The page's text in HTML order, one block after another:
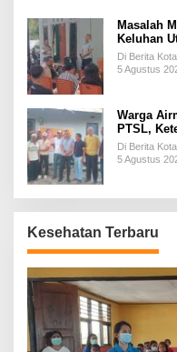
Masalah
Keluhan
Di Berita Kota
5 Agustus
Warga
PTSL,
Di Berita Kota
5 Agustus
Kesehatan Terbaru